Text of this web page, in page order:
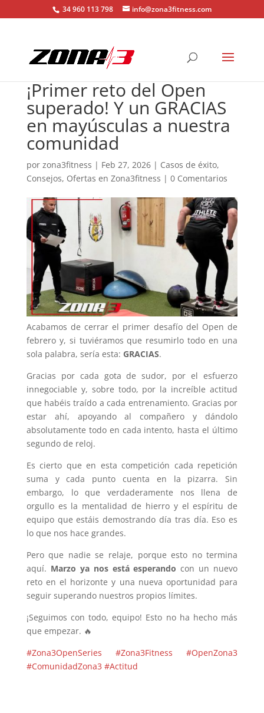
34 960 113 798 info@zona3fitness.com
¡Primer reto del Open
superado! Y un GRACIAS
en mayúsculas a nuestra
comunidad
por zona3fitness | Feb 27, 2026| Casos de éxito,
Consejos, Ofertas en Zona3fitness | 0 Comentarios
Acabamos de cerrar el primer desafío del Open de
febrero y, si tuviéramos que resumirlo todo en una
sola palabra, sería esta: GRACIAS.
Gracias por cada gota de sudor, por el esfuerzo
innegociable y, sobre todo, por la increíble actitud
que habéis traído a cada entrenamiento. Gracias por
estar ahí, apoyando al compañero y dándolo
absolutamente todo en cada intento, hasta el último
segundo de reloj.
Es cierto que en esta competición cada repetición
suma y cada punto cuenta en la pizarra. Sin
embargo, lo que verdaderamente nos llena de
orgullo es la mentalidad de hierro y el espíritu de
equipo que estáis demostrando día tras día. Eso es
lo que nos hace grandes.
Pero que nadie se relaje, porque esto no termina
aquí. Marzo ya nos está esperando con un nuevo
reto en el horizonte y una nueva oportunidad para
seguir superando nuestros propios límites.
¡Seguimos con todo, equipo! Esto no ha hecho más
que empezar. 🔥
#Zona3OpenSeries
#Zona3Fitness
#OpenZona3
#ComunidadZona3 #Actitud